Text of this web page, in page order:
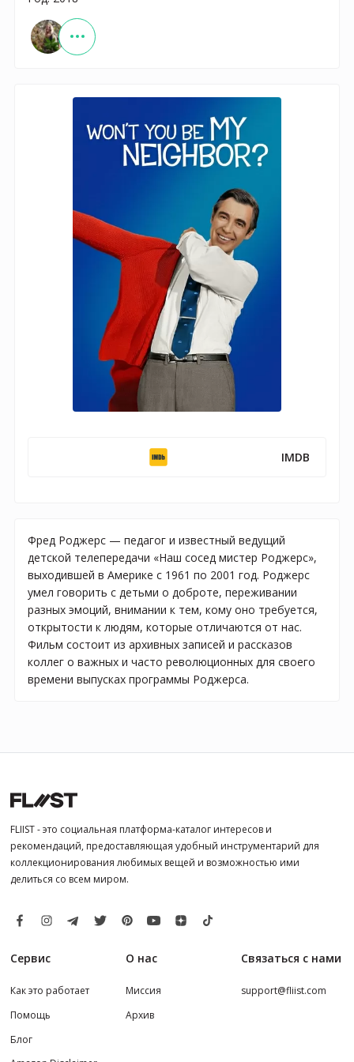
IMDB
Фред Роджерс — педагог и известный ведущий
детской телепередачи «Наш сосед мистер Роджерс»,
выходившей в Америке с 1961 по 2001 год. Роджерс
умел говорить с детьми о доброте, переживании
разных эмоций, внимании к тем, кому оно требуется,
открытости к людям, которые отличаются от нас.
Фильм состоит из архивных записей и рассказов
коллег о важных и часто революционных для своего
времени выпусках программы Роджерса.
FLIIST - это социальная платформа-каталог интересов и
рекомендаций, предоставляющая удобный инструментарий для
коллекционирования любимых вещей и возможностью ими
делиться со всем миром.
Сервис
Как это работает
Помощь
Блог
О нас
Миссия
Архив
Связаться с нами
support@fliist.com